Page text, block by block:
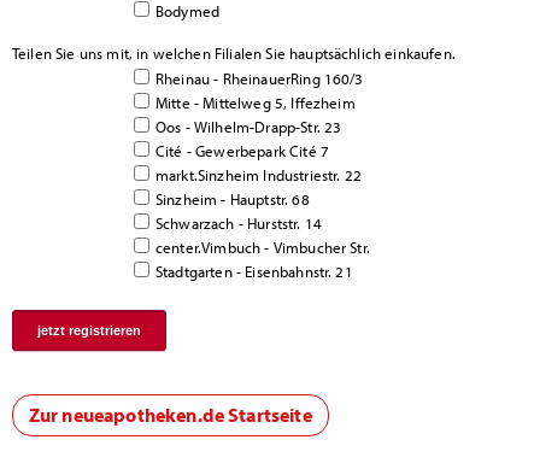
Bodymed
Teilen Sie uns mit, in welchen Filialen Sie hauptsächlich einkaufen.
Rheinau - RheinauerRing 160/3
Mitte - Mittelweg 5, Iffezheim
Oos - Wilhelm-Drapp-Str. 23
Cité - Gewerbepark Cité 7
markt.Sinzheim Industriestr. 22
Sinzheim - Hauptstr. 68
Schwarzach - Hurststr. 14
center.Vimbuch - Vimbucher Str.
Stadtgarten - Eisenbahnstr. 21
Zur neueapotheken.de Startseite